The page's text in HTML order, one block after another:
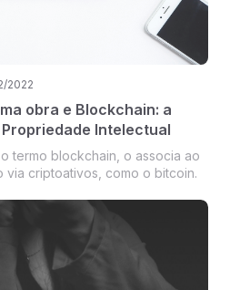
2022
obra e Blockchain: a
Intelectual
termo blockchain, o associa ao
via criptoativos, como o bitcoin.